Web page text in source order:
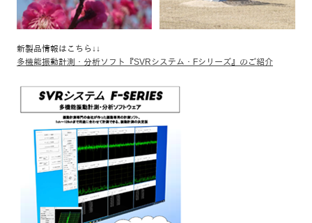
新製品情報はこちら↓↓
多機能振動計測・分析ソフト『SVRシステム・Fシリーズ』のご紹介